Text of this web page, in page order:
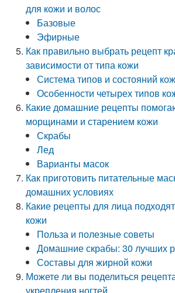
для кожи и волос
Базовые
Эфирные
Как правильно выбрать рецепт
зависимости от типа кожи
Система типов и состояний
Особенности четырех типов
Какие домашние рецепты
морщинами и старением кожи
Скрабы
Лед
Варианты масок
Как приготовить питательные
домашних условиях
Какие рецепты для лица
кожи
Польза и полезные советы
Домашние скрабы: 30 лучших
Составы для жирной кожи
Можете ли вы поделиться